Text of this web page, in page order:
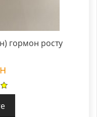
гормон росту